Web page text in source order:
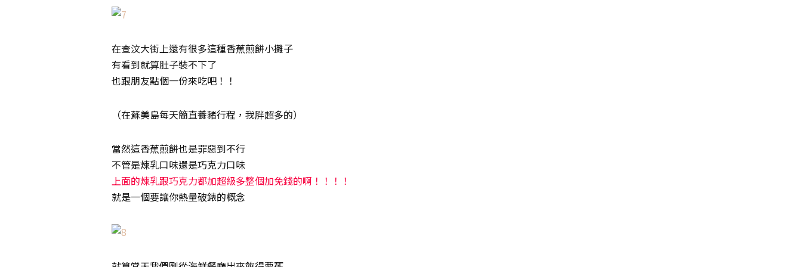
在查汶大街上還有很多這種香蕉煎餅小攤子
有看到就算肚子裝不下了
也跟朋友點個一份來吃吧！！
（在蘇美島每天簡直養豬行程，我胖超多的）
當然這香蕉煎餅也是罪惡到不行
不管是煉乳口味還是巧克力口味
上面的煉乳跟巧克力都加超級多整個加免錢的啊！！！！
就是一個要讓你熱量破錶的概念